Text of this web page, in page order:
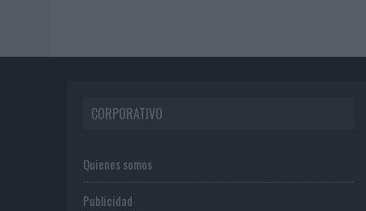
CORPORATIVO
Quienes somos
Publicidad